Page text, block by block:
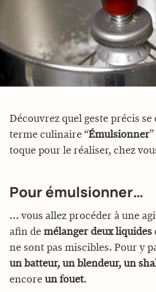
Découvrez quel geste précis
terme culinaire “Émulsionner
toque pour le réaliser, chez
Pour émulsionner…
… vous allez procéder à une
afin de mélanger deux liquides
ne sont pas miscibles. Pour y
un batteur, un blendeur, un
encore un fouet.